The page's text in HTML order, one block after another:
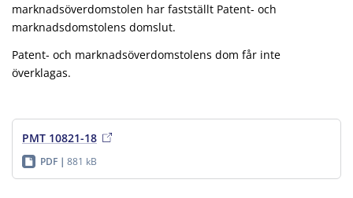
marknadsöverdomstolen har fastställt Patent- och
marknadsdomstolens domslut.
Patent- och marknadsöverdomstolens dom får inte
överklagas.
PMT 10821-18
PDF 881 kB